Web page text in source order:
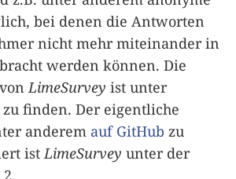
bei denen die Antworten
nicht mehr miteinander in
werden können. Die
LimeSurvey ist unter
zu finden. Der eigentliche
anderem auf GitHub zu
ist LimeSurvey unter der